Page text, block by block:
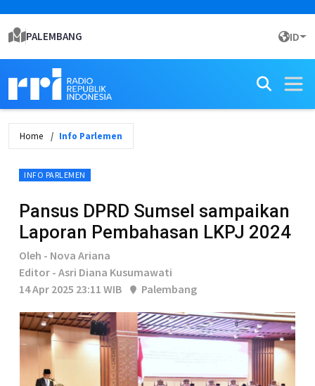
PALEMBANG ID
Home Info Parlemen
INFO PARLEMEN
Pansus DPRD Sumsel sampaikan
Laporan Pembahasan LKPJ 2024
Oleh - Nova Ariana
Editor - Asri Diana Kusumawati
14 Apr 2025 23:11 WIB
Palembang